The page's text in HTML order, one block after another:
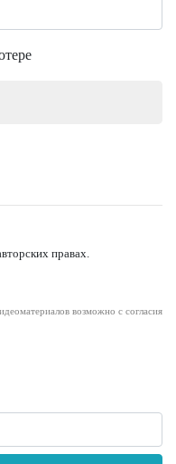
правах.
возможно с согласия